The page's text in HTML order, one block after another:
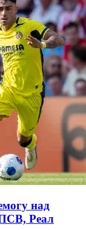
над
ПСВ, Реал